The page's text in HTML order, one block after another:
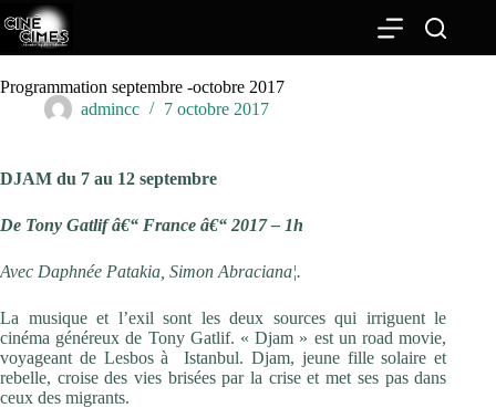
Passer
au
contenu
Programmation septembre -octobre 2017
admincc
7 octobre 2017
DJAM du 7 au 12 septembre
De Tony Gatlif â€“ France â€“ 2017 – 1h
Avec Daphnée Patakia, Simon Abraciana¦.
La musique et l’exil sont les deux sources qui irriguent le
cinéma généreux de Tony Gatlif. « Djam » est un road movie,
voyageant de Lesbos à Istanbul. Djam, jeune fille solaire et
rebelle, croise des vies brisées par la crise et met ses pas dans
ceux des migrants.